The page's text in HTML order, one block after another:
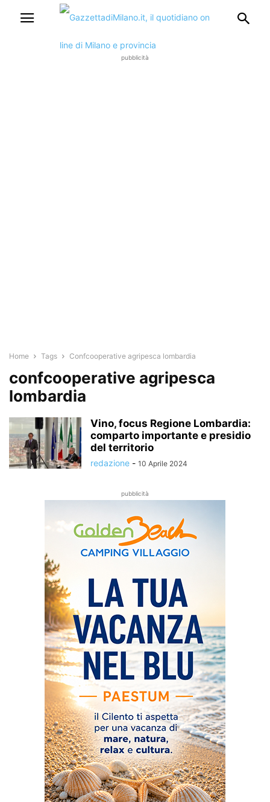
pubblicità
Home Tags Confcooperative agripesca lombardia
confcooperative agripesca
lombardia
Vino, focus Regione Lombardia:
comparto importante e presidio
del territorio
redazione - 10 Aprile 2024
pubblicità